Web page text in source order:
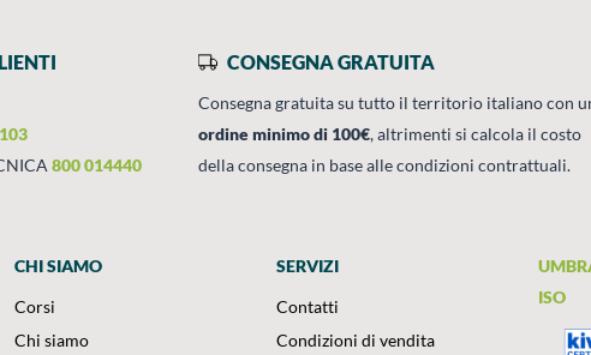
800 014440
CONSEGNA GRATUITA
Consegna gratuita su tutto il territorio italiano con
ordine minimo di 100€, altrimenti si calcola il costo
della consegna in base alle condizioni contrattuali.
CHI SIAMO
Corsi
Chi siamo
SERVIZI
Contatti
Condizioni di vendita
ISO